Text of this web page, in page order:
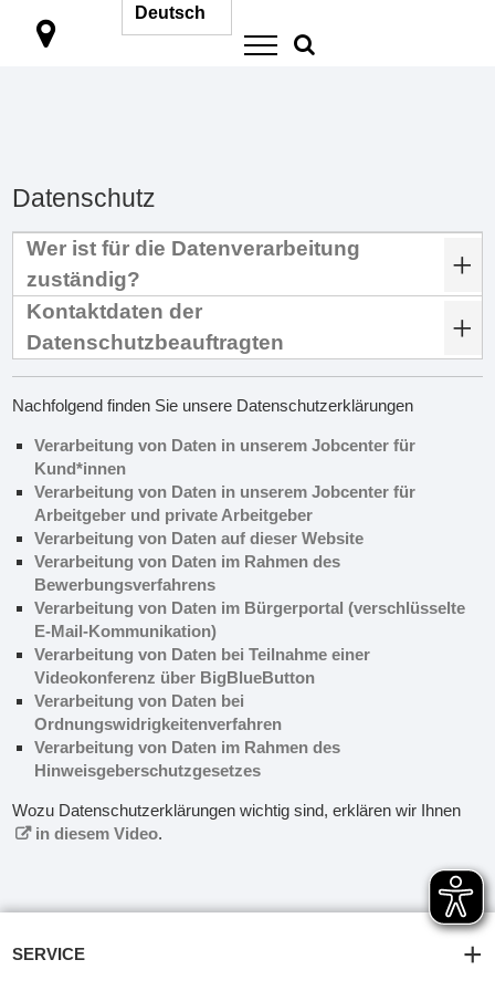

Datenschutz
Wer ist für die Datenverarbeitung
zuständig?
Kontaktdaten der
Datenschutzbeauftragten
Nachfolgend finden Sie unsere Datenschutzerklärungen
Verarbeitung von Daten in unserem Jobcenter für
Kund*innen
Verarbeitung von Daten in unserem Jobcenter für
Arbeitgeber und private Arbeitgeber
Verarbeitung von Daten auf dieser Website
Verarbeitung von Daten im Rahmen des
Bewerbungsverfahrens
Verarbeitung von Daten im Bürgerportal (verschlüsselte
E-Mail-Kommunikation)
Verarbeitung von Daten bei Teilnahme einer
Videokonferenz über BigBlueButton
Verarbeitung von Daten bei
Ordnungswidrigkeitenverfahren
Verarbeitung von Daten im Rahmen des
Hinweisgeberschutzgesetzes
Wozu Datenschutzerklärungen wichtig sind, erklären wir Ihnen
in diesem Video.
SERVICE